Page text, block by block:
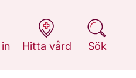
Hitta vård
på 1177.se
Sök
på 1177.se